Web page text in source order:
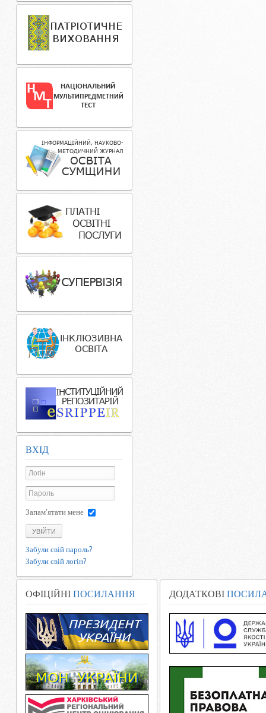
ВХІД
Запам'ятати мене
УВІЙТИ
Забули свій пароль?
Забули свій логін?
ОФІЦІЙНІ ПОСИЛАННЯ ДОДАТКОВІ